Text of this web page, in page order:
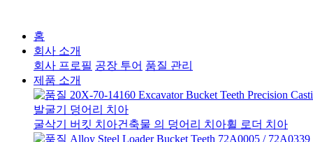
홈
회사 소개
회사 프로필 공장 투어 품질 관리
제품 소개
발굴기 덩어리 치아
굴삭기 버킷 치아건축물 의 덩어리 치아휠 로더 치아